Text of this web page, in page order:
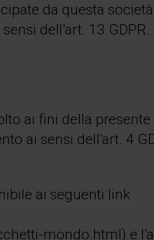
da questa
dell’art. 13 GDPR.
ai fini della
ai sensi dell’art. 4
ai seguenti link
mondo.html) e